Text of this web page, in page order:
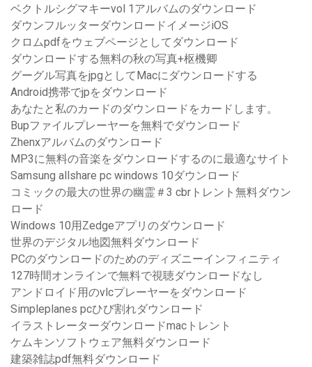
ベクトルシグマキーvol 1アルバムのダウンロード
ダウンフルッターダウンロードイメージiOS
クロムpdfをウェブページとしてダウンロード
ダウンロードする無料の秋の写真+枢機卿
グーグル写真をjpgとしてMacにダウンロードする
Android携帯でjpをダウンロード
あなたと私のカードのダウンロードをカードします。
Bupファイルプレーヤーを無料でダウンロード
Zhenxアルバムのダウンロード
MP3に無料の音楽をダウンロードするのに最適なサイト
Samsung allshare pc windows 10ダウンロード
コミックの最大の世界の幽霊＃3 cbrトレント無料ダウン
ロード
Windows 10用Zedgeアプリのダウンロード
世界のデジタル地図無料ダウンロード
PCのダウンロードのためのディズニーインフィニティ
127時間オンラインで無料で視聴ダウンロードなし
アンドロイド用のvlcプレーヤーをダウンロード
Simpleplanes pcひび割れダウンロード
イラストレーターダウンロードmacトレント
ケムキンソフトウェア無料ダウンロード
建築雑誌pdf無料ダウンロード